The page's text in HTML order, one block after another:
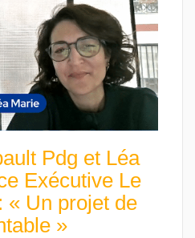
Pdg et Léa
Exécutive Le
« Un projet de
»